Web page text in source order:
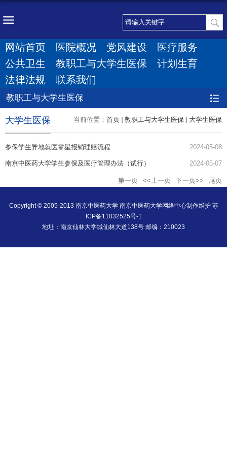
网站首页 医院概况 党风建设
医疗服务
公共卫生
教职工与大学生医保
计划生育
法律法规
联系我们
教职工与大学生医保
当前位置： 首页 教职工与大学生医保 大学生医保
大学生医保
参保学生异地就医零星报销理赔流程 2024-05-08
南京中医药大学学生参保及医疗管理办法（试行） 2024-05-07
第一页 <<上一页 下一页>> 尾页
Copyright © 2005-2013 南京中医药大学 南京中医药大学网络中心制作维护 苏
ICP备11032525号-1
地址：南京仙林大学城仙林大道138号 邮编：210023